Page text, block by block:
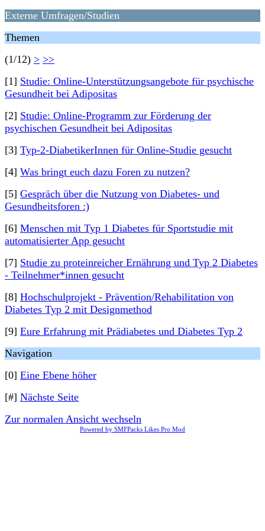
Externe Umfragen/Studien
Themen
(1/12) > >>
[1] Studie: Online-Unterstützungsangebote für psychische
Gesundheit bei Adipositas
[2] Studie: Online-Programm zur Förderung der
psychischen Gesundheit bei Adipositas
[3] Typ-2-DiabetikerInnen für Online-Studie gesucht
[4] Was bringt euch dazu Foren zu nutzen?
[5] Gespräch über die Nutzung von Diabetes- und
Gesundheitsforen :)
[6] Menschen mit Typ 1 Diabetes für Sportstudie mit
automatisierter App gesucht
[7] Studie zu proteinreicher Ernährung und Typ 2 Diabetes
- Teilnehmer*innen gesucht
[8] Hochschulprojekt - Prävention/Rehabilitation von
Diabetes Typ 2 mit Designmethod
[9] Eure Erfahrung mit Prädiabetes und Diabetes Typ 2
Navigation
[0] Eine Ebene höher
[#] Nächste Seite
Zur normalen Ansicht wechseln
Powered by SMFPacks Likes Pro Mod